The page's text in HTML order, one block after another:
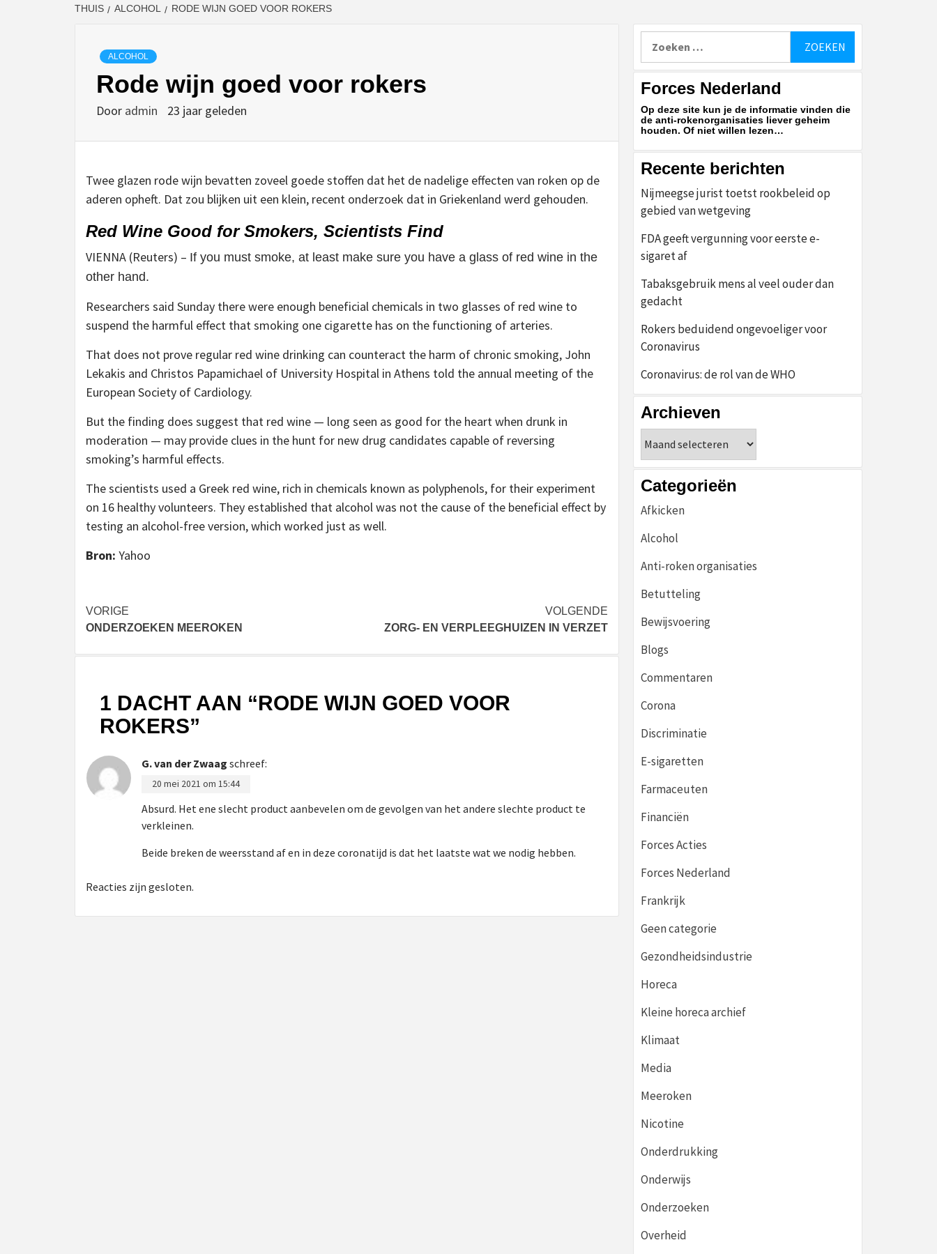
THUIS ALCOHOL RODE WIJN GOED VOOR ROKERS
ALCOHOL
Rode wijn goed voor rokers
Door admin 23 jaar geleden
Twee glazen rode wijn bevatten zoveel goede stoffen dat het de nadelige effecten van roken op de
aderen opheft. Dat zou blijken uit een klein, recent onderzoek dat in Griekenland werd gehouden.
Red Wine Good for Smokers, Scientists Find
VIENNA (Reuters) – If you must smoke, at least make sure you have a glass of red wine in the
other hand.
Researchers said Sunday there were enough beneficial chemicals in two glasses of red wine to
suspend the harmful effect that smoking one cigarette has on the functioning of arteries.
That does not prove regular red wine drinking can counteract the harm of chronic smoking, John
Lekakis and Christos Papamichael of University Hospital in Athens told the annual meeting of the
European Society of Cardiology.
But the finding does suggest that red wine — long seen as good for the heart when drunk in
moderation — may provide clues in the hunt for new drug candidates capable of reversing
smoking’s harmful effects.
The scientists used a Greek red wine, rich in chemicals known as polyphenols, for their experiment
on 16 healthy volunteers. They established that alcohol was not the cause of the beneficial effect by
testing an alcohol-free version, which worked just as well.
Bron: Yahoo
Bericht
navigatie
VORIGE
ONDERZOEKEN MEEROKEN
VOLGENDE
ZORG- EN VERPLEEGHUIZEN IN VERZET
1 DACHT AAN “RODE WIJN GOED VOOR
ROKERS”
G. van der Zwaag schreef:
20 mei 2021 om 15:44
Absurd. Het ene slecht product aanbevelen om de gevolgen van het andere slechte product te
verkleinen.
Beide breken de weersstand af en in deze coronatijd is dat het laatste wat we nodig hebben.
Reacties zijn gesloten.
naar:
Forces Nederland
Op deze site kun je de informatie vinden die
de anti-rokenorganisaties liever geheim
houden. Of niet willen lezen…
Recente berichten
Nijmeegse jurist toetst rookbeleid op
gebied van wetgeving
FDA geeft vergunning voor eerste e-
sigaret af
Tabaksgebruik mens al veel ouder dan
gedacht
Rokers beduidend ongevoeliger voor
Coronavirus
Coronavirus: de rol van de WHO
Archieven
Categorieën
Afkicken
Alcohol
Anti-roken organisaties
Betutteling
Bewijsvoering
Blogs
Commentaren
Corona
Discriminatie
E-sigaretten
Farmaceuten
Financiën
Forces Acties
Forces Nederland
Frankrijk
Geen categorie
Gezondheidsindustrie
Horeca
Kleine horeca archief
Klimaat
Media
Meeroken
Nicotine
Onderdrukking
Onderwijs
Onderzoeken
Overheid